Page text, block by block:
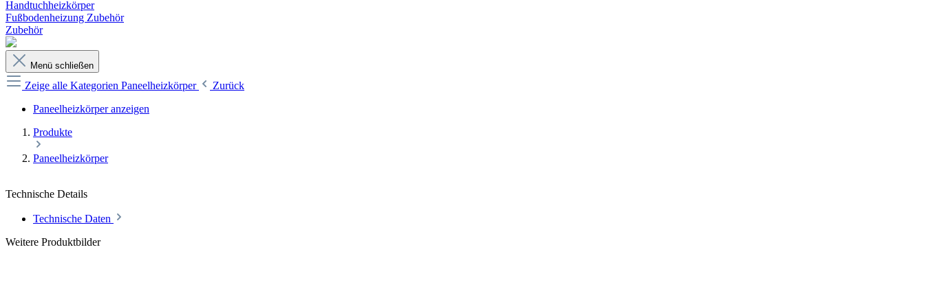
Handtuchheizkörper
Fußbodenheizung Zubehör
Zubehör
Menü schließen
Zeige alle Kategorien Paneelheizkörper
Zurück
Paneelheizkörper anzeigen
Produkte
Paneelheizkörper
Technische Details
Technische Daten
Weitere Produktbilder